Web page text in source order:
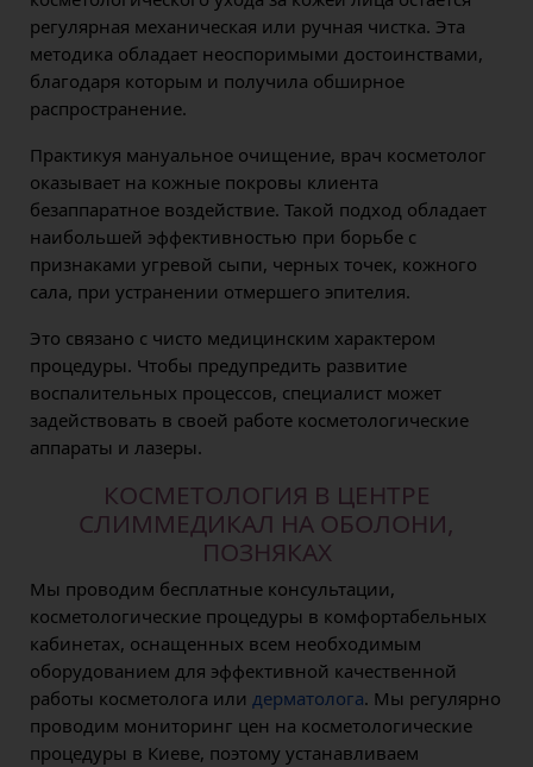
регулярная механическая или ручная чистка. Эта
методика обладает неоспоримыми достоинствами,
благодаря которым и получила обширное
распространение.
Практикуя мануальное очищение, врач косметолог
оказывает на кожные покровы клиента
безаппаратное воздействие. Такой подход обладает
наибольшей эффективностью при борьбе с
признаками угревой сыпи, черных точек, кожного
сала, при устранении отмершего эпителия.
Это связано с чисто медицинским характером
процедуры. Чтобы предупредить развитие
воспалительных процессов, специалист может
задействовать в своей работе косметологические
аппараты и лазеры.
КОСМЕТОЛОГИЯ В ЦЕНТРЕ
СЛИММЕДИКАЛ НА ОБОЛОНИ,
ПОЗНЯКАХ
Мы проводим бесплатные консультации,
косметологические процедуры в комфортабельных
кабинетах, оснащенных всем необходимым
оборудованием для эффективной качественной
работы косметолога или дерматолога. Мы регулярно
проводим мониторинг цен на косметологические
процедуры в Киеве, поэтому устанавливаем